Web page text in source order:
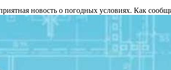
новость о погодных условиях. Как